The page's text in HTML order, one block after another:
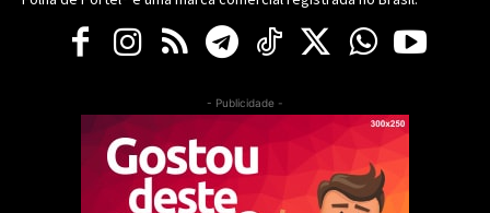
- Publicidade -